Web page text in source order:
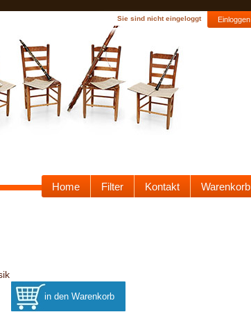
Sie sind nicht eingeloggt Einloggen
Home Filter Kontakt Warenkorb